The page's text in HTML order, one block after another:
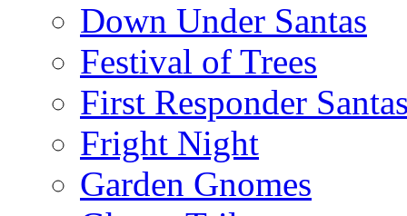
Down Under Santas
Festival of Trees
First Responder
Fright Night
Garden Gnomes